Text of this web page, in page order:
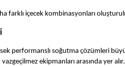
farklı içecek kombinasyonları
performanslı soğutma çözümleri
ekipmanları arasında yer alır.